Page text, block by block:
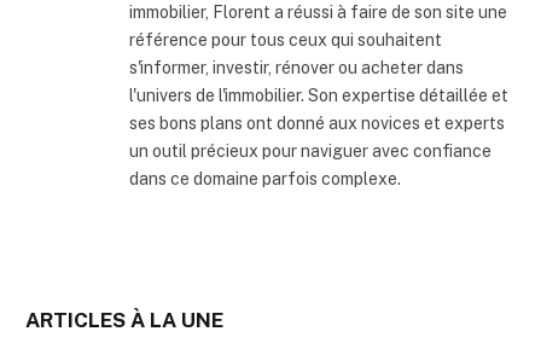
immobilier, Florent a réussi à faire de son site une
référence pour tous ceux qui souhaitent
s'informer, investir, rénover ou acheter dans
l'univers de l'immobilier. Son expertise détaillée et
ses bons plans ont donné aux novices et experts
un outil précieux pour naviguer avec confiance
dans ce domaine parfois complexe.
ARTICLES À LA UNE